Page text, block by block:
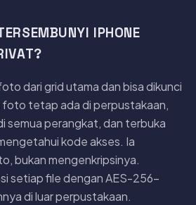
IPHONE
dari grid utama dan bisa dikunci
foto tetap ada di perpustakaan,
semua perangkat, dan terbuka
kode akses. Ia
bukan mengenkripsinya.
setiap file dengan AES-256-
di luar perpustakaan.